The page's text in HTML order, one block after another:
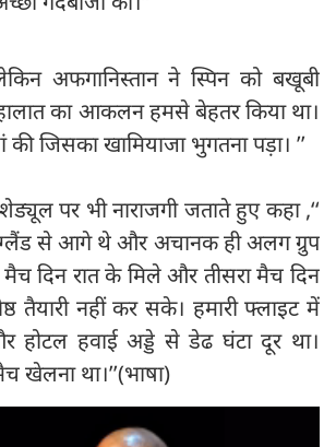
अफगानिस्तान ने स्पिन को बखूबी
का आकलन हमसे बेहतर किया था।
जिसका खामियाजा भुगतना पड़ा। ’’
पर भी नाराजगी जताते हुए कहा ,‘‘
से आगे थे और अचानक ही अलग ग्रुप
दिन रात के मिले और तीसरा मैच दिन
तैयारी नहीं कर सके। हमारी फ्लाइट में
होटल हवाई अड्डे से डेढ घंटा दूर था।
था।’’(भाषा)